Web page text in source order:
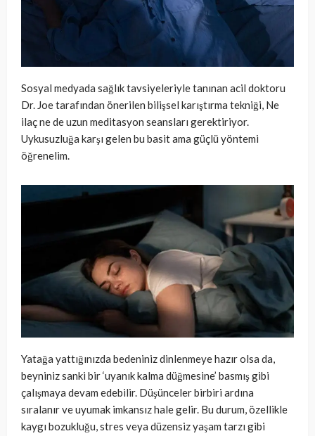
Sosyal medyada sağlık tavsiyeleriyle tanınan acil doktoru
Dr. Joe tarafından önerilen bilişsel karıştırma tekniği, Ne
ilaç ne de uzun meditasyon seansları gerektiriyor.
Uykusuzluğa karşı gelen bu basit ama güçlü yöntemi
öğrenelim.
Yatağa yattığınızda bedeniniz dinlenmeye hazır olsa da,
beyniniz sanki bir ‘uyanık kalma düğmesine’ basmış gibi
çalışmaya devam edebilir. Düşünceler birbiri ardına
sıralanır ve uyumak imkansız hale gelir. Bu durum, özellikle
kaygı bozukluğu, stres veya düzensiz yaşam tarzı gibi